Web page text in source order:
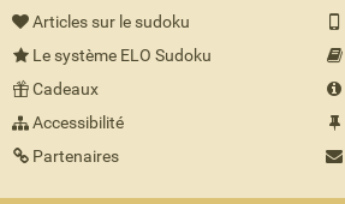
Articles sur le sudoku
Le système ELO Sudoku
Cadeaux
Accessibilité
Partenaires